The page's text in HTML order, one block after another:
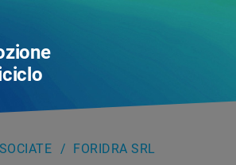
FORIDRA SRL